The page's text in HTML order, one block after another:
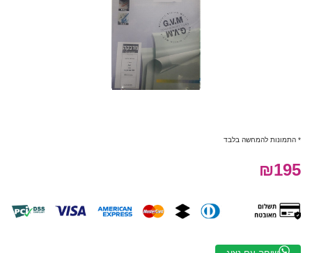
* התמונות להמחשה בלבד
₪195